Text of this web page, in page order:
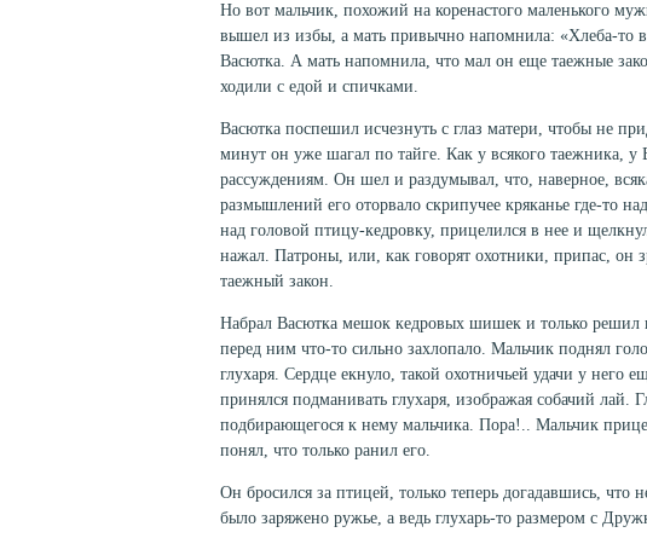
Но вот мальчик, похожий на коренастого маленького
вышел из избы, а мать привычно напомнила: «Хлеба-то
Васютка. А мать напомнила, что мал он еще таежные
ходили с едой и спич­ками.
Васютка поспешил исчезнуть с глаз матери, чтобы не
минут он уже шагал по тайге. Как у всякого таежника, у
рассуждениям. Он шел и раздумывал, что, наверное,
размышлений его оторвало скрипучее кряканье где-то
над головой птицу-кедровку, прицелился в нее и
нажал. Патроны, или, как говорят охотники, припас, он
таежный закон.
Набрал Васютка мешок кедровых шишек и только решил
перед ним что-то сильно захлопало. Мальчик поднял
глухаря. Сердце екнуло, такой охотничьей удачи у
принялся подмани­вать глухаря, изображая собачий лай.
подбирающегося к нему мальчика. Пора!.. Мальчик
понял, что только ра­нил его.
Он бросился за птицей, только теперь догадавшись, что
было заряжено ру­жье, а ведь глухарь-то размером с